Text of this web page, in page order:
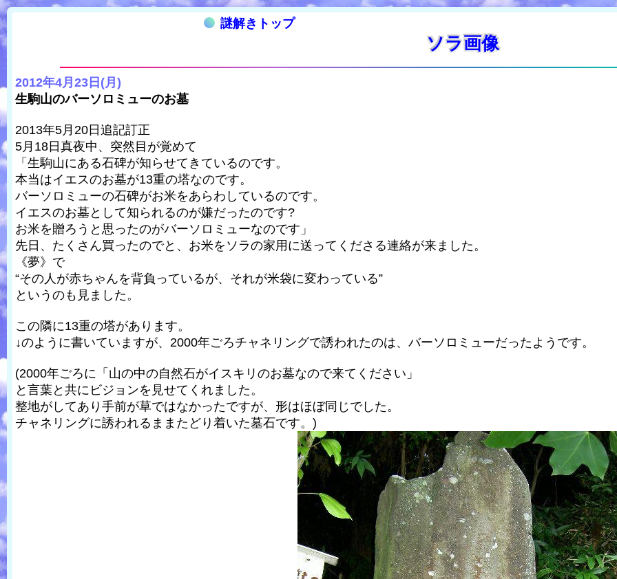
謎解きトップ
ソラ画像
2012年4月23日(月)
生駒山のバーソロミューのお墓
2013年5月20日追記訂正
5月18日真夜中、突然目が覚めて
「生駒山にある石碑が知らせてきているのです。
本当はイエスのお墓が13重の塔なのです。
バーソロミューの石碑がお米をあらわしているのです。
イエスのお墓として知られるのが嫌だったのです?
お米を贈ろうと思ったのがバーソロミューなのです」
先日、たくさん買ったのでと、お米をソラの家用に送ってくださる連絡が来ました。
《夢》で
“その人が赤ちゃんを背負っているが、それが米袋に変わっている”
というのも見ました。
この隣に13重の塔があります。
↓のように書いていますが、2000年ごろチャネリングで誘われたのは、バーソロミューだったようです。
(2000年ごろに「山の中の自然石がイスキリのお墓なので来てください」
と言葉と共にビジョンを見せてくれました。
整地がしてあり手前が草ではなかったですが、形はほぼ同じでした。
チャネリングに誘われるままたどり着いた墓石です。)